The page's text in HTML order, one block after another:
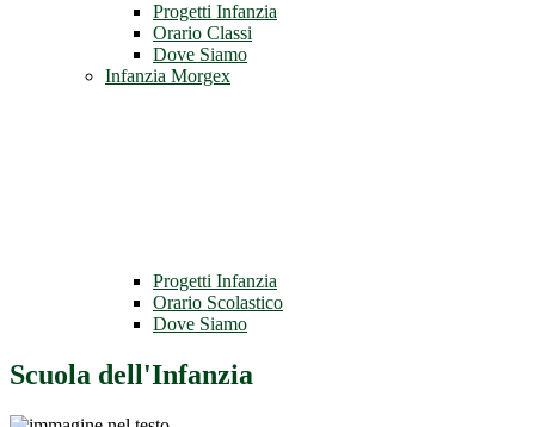
Progetti Infanzia
Orario Classi
Dove Siamo
Infanzia Morgex
Progetti Infanzia
Orario Scolastico
Dove Siamo
Scuola dell'Infanzia